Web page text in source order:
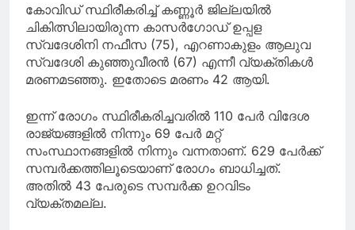
കോവിഡ് സ്ഥിരീകരിച്ച് കണ്ണൂര്‍ ജില്ലയില്‍
ചികിത്സിലായിരുന്ന കാസര്‍ഗോഡ് ഉപ്പള
സ്വദേശിനി നഫീസ (75), എറണാകുളം ആലുവ
സ്വദേശി കുഞ്ഞുവീരന്‍ (67) എന്നീ വ്യക്തികള്‍
മരണമടഞ്ഞു. ഇതോടെ മരണം 42 ആയി.
ഇന്ന് രോഗം സ്ഥിരീകരിച്ചവരില്‍ 110 പേര്‍ വിദേശ
രാജ്യങ്ങളില്‍ നിന്നും 69 പേര്‍ മറ്റ്
സംസ്ഥാനങ്ങളില്‍ നിന്നും വന്നതാണ്. 629 പേര്‍ക്ക്
സമ്പര്‍ക്കത്തിലൂടെയാണ് രോഗം ബാധിച്ചത്.
അതില്‍ 43 പേരുടെ സമ്പര്‍ക്ക ഉറവിടം
വ്യക്തമല്ല.